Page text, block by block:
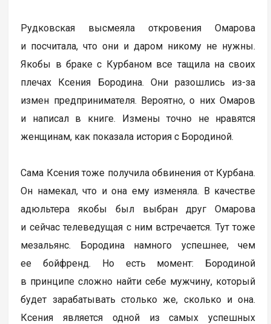
Рудковская высмеяла откровения Омарова
и посчитала, что они и даром никому не нужны.
Якобы в браке с Курбаном все тащила на своих
плечах Ксения Бородина. Они разошлись из-за
измен предпринимателя. Вероятно, о них Омаров
и написал в книге. Измены точно не нравятся
женщинам, как показала история с Бородиной.
Сама Ксения тоже получила обвинения от Курбана.
Он намекал, что и она ему изменяла. В качестве
адюльтера якобы был выбран друг Омарова
и сейчас телеведущая с ним встречается. Тут тоже
мезальянс. Бородина намного успешнее, чем
ее бойфренд. Но есть момент: Бородиной
в принципе сложно найти себе мужчину, который
будет зарабатывать столько же, сколько и она.
Ксения является одной из самых успешных